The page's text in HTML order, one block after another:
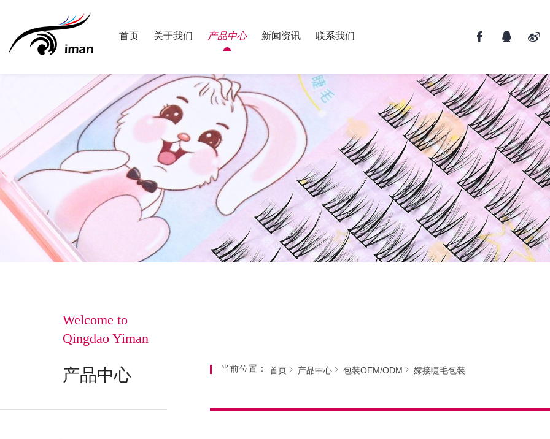
首页 关于我们 产品中心 新闻资讯 联系我们
Welcome to
Qingdao Yiman
产品中心 当前位置： 首页 产品中心 包装OEM/ODM 嫁接睫毛包装